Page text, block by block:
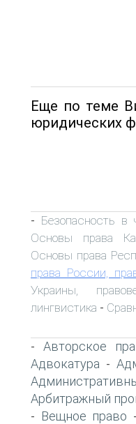
Еще по теме
юридических
- Безопасность в
Основы права
Основы права
права России,
Украины,
лингвистика -
-Авторское
Адвокатура -
Арбитражный
- Вещное право -